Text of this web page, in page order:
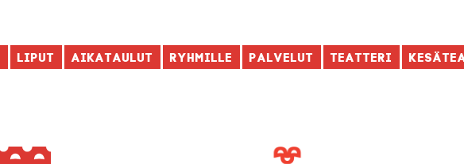
Liput Aikataulut Ryhmille Palvelut Teatteri